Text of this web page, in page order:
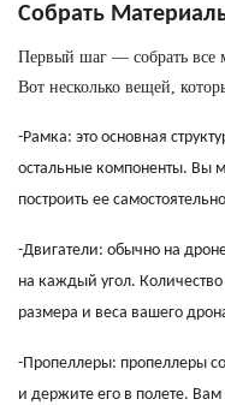
Собрать
Первый шаг — собрать все
Вот несколько вещей,
-Рамка: это основная
остальные компоненты. Вы
построить ее
-Двигатели: обычно на
на каждый угол. Количество
размера и веса вашего
-Пропеллеры: пропеллеры
и держите его в полете.